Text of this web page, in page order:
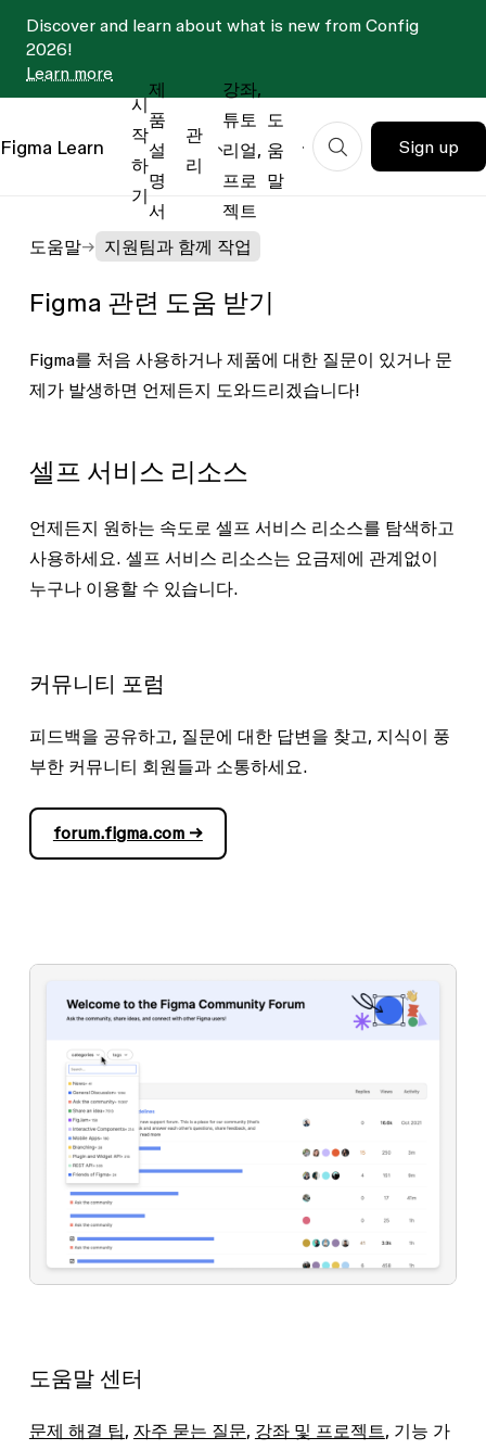
Discover and learn about what is new from Config
2026!
Learn more
Figma Learn
시
작
하
기
제
품
설
명
서
관
리
강좌,
튜토
리얼,
프로
젝트
도
움
말
Sign up
도움말 지원팀과 함께 작업
Figma 관련 도움 받기
Figma를 처음 사용하거나 제품에 대한 질문이 있거나 문
제가 발생하면 언제든지 도와드리겠습니다!
셀프 서비스 리소스
언제든지 원하는 속도로 셀프 서비스 리소스를 탐색하고
사용하세요. 셀프 서비스 리소스는 요금제에 관계없이
누구나 이용할 수 있습니다.
커뮤니티 포럼
피드백을 공유하고, 질문에 대한 답변을 찾고, 지식이 풍
부한 커뮤니티 회원들과 소통하세요.
forum.figma.com →
도움말 센터
문제 해결 팁, 자주 묻는 질문, 강좌 및 프로젝트, 기능 가